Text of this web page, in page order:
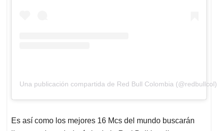
Una publicación compartida de Red Bull Colombia (@redbullcol)
Es así como los mejores 16 Mcs del mundo buscarán